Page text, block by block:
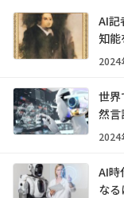
AI記
知能
2024
世
然言
2024
AI時
なる